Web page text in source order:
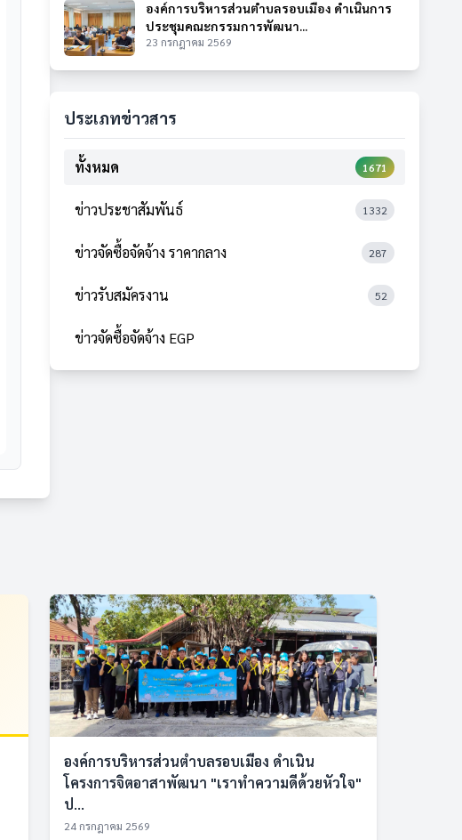
องค์การบริหารส่วนตำบลรอบเมือง ดำเนินการ
ประชุมคณะกรรมการพัฒนา...
23 กรกฎาคม 2569
ประเภทข่าวสาร
ทั้งหมด 1671
ข่าวประชาสัมพันธ์ 1332
ข่าวจัดซื้อจัดจ้าง ราคากลาง 287
ข่าวรับสมัครงาน 52
ข่าวจัดซื้อจัดจ้าง EGP
องค์การบริหารส่วนตำบลรอบเมือง ดำเนิน
โครงการจิตอาสาพัฒนา "เราทำความดีด้วยหัวใจ"
ป...
24 กรกฎาคม 2569